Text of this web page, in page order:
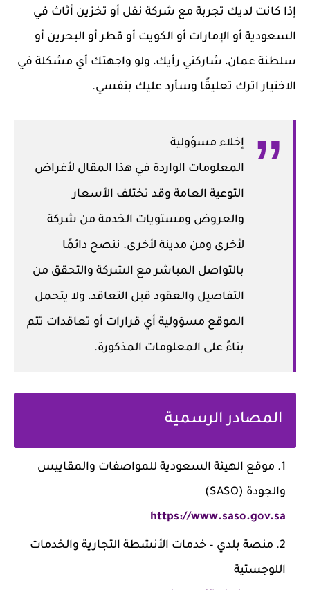
إذا كانت لديك تجربة مع شركة نقل أو تخزين أثاث في
السعودية أو الإمارات أو الكويت أو قطر أو البحرين أو
سلطنة عمان، شاركني رأيك، ولو واجهتك أي مشكلة في
الاختيار اترك تعليقًا وسأرد عليك بنفسي.
إخلاء مسؤولية
المعلومات الواردة في هذا المقال لأغراض
التوعية العامة وقد تختلف الأسعار
والعروض ومستويات الخدمة من شركة
لأخرى ومن مدينة لأخرى. ننصح دائمًا
بالتواصل المباشر مع الشركة والتحقق من
التفاصيل والعقود قبل التعاقد، ولا يتحمل
الموقع مسؤولية أي قرارات أو تعاقدات تتم
بناءً على المعلومات المذكورة.
المصادر الرسمية
موقع الهيئة السعودية للمواصفات والمقاييس
والجودة (SASO)
https://www.saso.gov.sa
منصة بلدي – خدمات الأنشطة التجارية والخدمات
اللوجستية